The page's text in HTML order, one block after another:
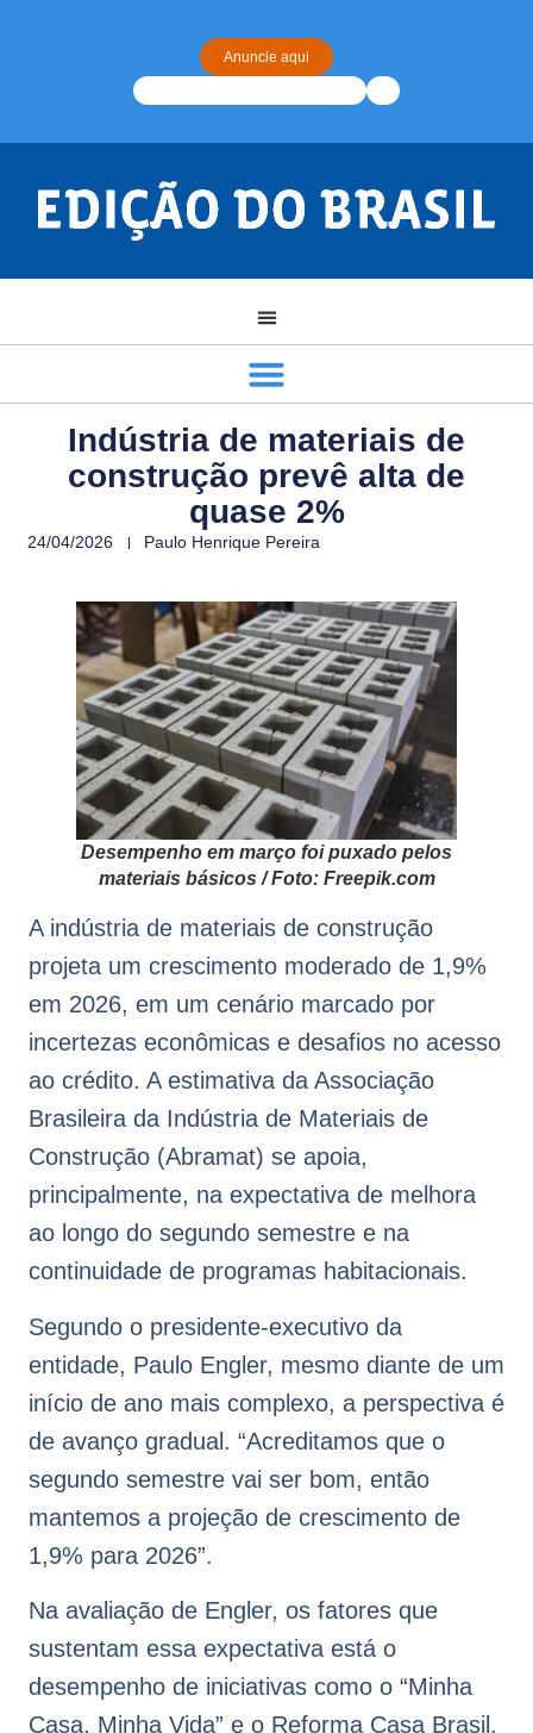
Anuncie aqui
Indústria de materiais de
construção prevê alta de
quase 2%
24/04/2026 Paulo Henrique Pereira
Desempenho em março foi puxado pelos
materiais básicos / Foto: Freepik.com
A indústria de materiais de construção
projeta um crescimento moderado de 1,9%
em 2026, em um cenário marcado por
incertezas econômicas e desafios no acesso
ao crédito. A estimativa da Associação
Brasileira da Indústria de Materiais de
Construção (Abramat) se apoia,
principalmente, na expectativa de melhora
ao longo do segundo semestre e na
continuidade de programas habitacionais.
Segundo o presidente-executivo da
entidade, Paulo Engler, mesmo diante de um
início de ano mais complexo, a perspectiva é
de avanço gradual. “Acreditamos que o
segundo semestre vai ser bom, então
mantemos a projeção de crescimento de
1,9% para 2026”.
Na avaliação de Engler, os fatores que
sustentam essa expectativa está o
desempenho de iniciativas como o “Minha
Casa, Minha Vida” e o Reforma Casa Brasil.